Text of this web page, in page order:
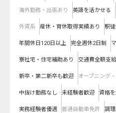
海外勤務・出張あり 英語を活かせる
外資系 産休・育休取得実績あり 駅
年間休日120日以上 完全週休2日制
寮社宅・住宅補助あり 交通費全額支給
新卒・第二新卒も歓迎 オープニング
中抜け勤務なし 未経験者歓迎 資格
実務経験者優遇 普通自動車免許 調